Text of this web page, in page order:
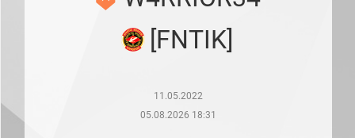
игроков
[FNTIK]
11.05.2022
05.08.2026 18:31